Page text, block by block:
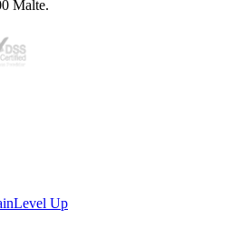
en France
vous vous demandez ce qu’est le
le pas vers l’investissement crypto, ce
du CRO depuis la France.
à l'échelle